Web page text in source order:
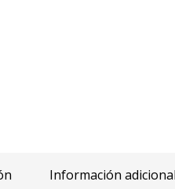
Información adicional